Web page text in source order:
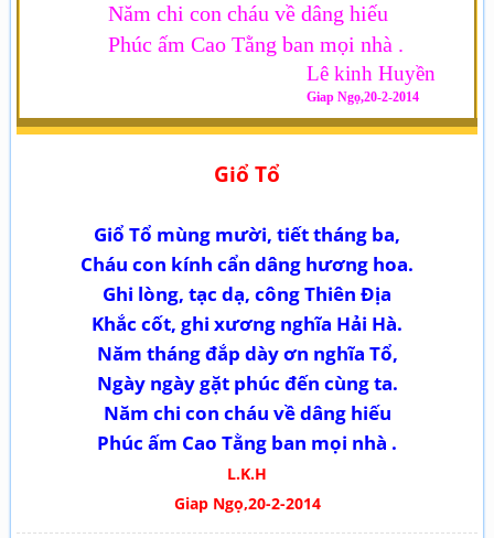
Năm chi con cháu về dâng hiếu
Phúc ấm Cao Tằng ban mọi nhà .
Lê kinh Huyền
Giap Ngọ,20-2-2014
Giổ Tổ
Giổ Tổ mùng m­ười, tiết tháng ba,
Cháu con kính cẩn dâng h­ương hoa.
Ghi lòng, tạc dạ, công Thiên Địa
Khắc cốt, ghi x­ương nghĩa Hải Hà.
Năm tháng đắp dày ơn nghĩa Tổ,
Ngày ngày gặt phúc đến cùng ta.
Năm chi con cháu về dâng hiếu
Phúc ấm Cao Tằng ban mọi nhà .
L.K.H
Giap Ngọ,20-2-2014